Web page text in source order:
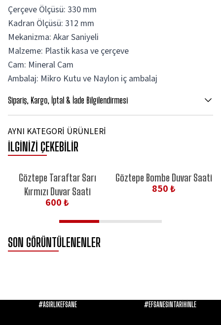
Çerçeve Ölçüsü: 330 mm
Kadran Ölçüsü: 312 mm
Mekanizma: Akar Saniyeli
Malzeme: Plastik kasa ve çerçeve
Cam: Mineral Cam
Ambalaj: Mikro Kutu ve Naylon iç ambalaj
Sipariş, Kargo, İptal & İade Bilgilendirmesi
AYNI KATEGORİ ÜRÜNLERİ
İLGİNİZİ ÇEKEBİLİR
Göztepe Taraftar Sarı
Kırmızı Duvar Saati
600 ₺
Göztepe Bombe Duvar Saati
850 ₺
SON GÖRÜNTÜLENENLER
#ASIRLIKEFSANE #EFSANESİNTARİHİNLE